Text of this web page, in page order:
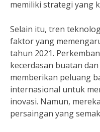
memiliki strategi yang
Selain itu, tren
faktor yang
tahun 2021.
kecerdasan buatan
memberikan peluang
internasional untuk
inovasi. Namun,
persaingan yang